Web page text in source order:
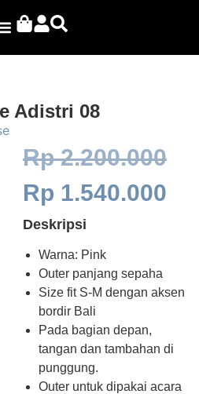
Adistri 08
Rp2.200.000
Rp 1.540.000
Deskripsi
Warna: Pink
Outer panjang sepaha
Size fit S-M dengan aksen
bordir Bali
Pada bagian depan,
tangan dan tambahan di
punggung.
Outer untuk dipakai acara